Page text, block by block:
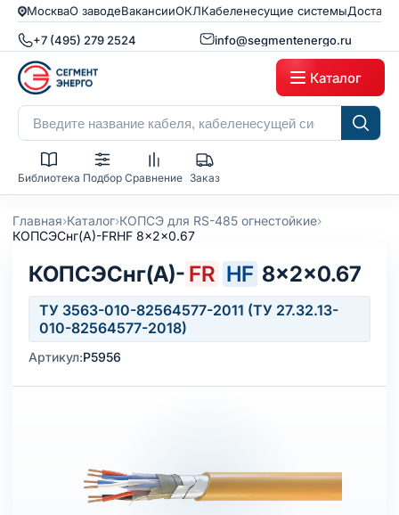
МоскваО заводеВакансииОКЛКабеленесущие системы
+7 (495) 279 2524 info@segmentenergo.ru
Каталог
Библиотека Подбор Сравнение Заказ
Главная›Каталог›КОПСЭ для RS-485 огнестойкие›
КОПСЭСнг(А)-FRHF 8x2x0.67
КОПСЭСнг(А)- FR HF 8×2×0.67
ТУ 3563-010-82564577-2011 (ТУ 27.32.13-
010-82564577-2018)
Артикул:Р5956